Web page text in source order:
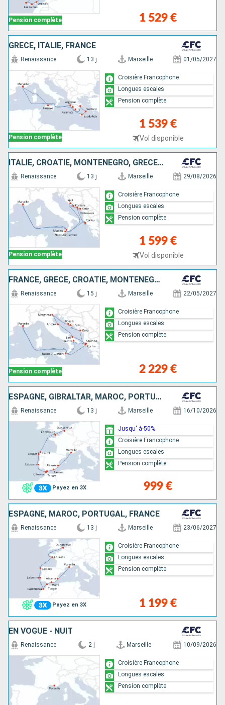
Pension complète 1 529 €
GRÈCE, ITALIE, FRANCE
Pension complète
Renaissance 13 j Marseille 01/05/2027
1 539 €
Vol disponible
Croisière Francophone
Longues escales
Pension complète
ITALIE, CROATIE, MONTÉNÉGRO, GRÈCE, FRANCE
Pension complète
Renaissance 13 j Marseille 29/08/2026
1 599 €
Vol disponible
Croisière Francophone
Longues escales
Pension complète
FRANCE, GRÈCE, CROATIE, MONTÉNÉGRO, ALBANIE, ITALIE
Pension complète
Renaissance 15 j Marseille 22/05/2027
2 229 €
Croisière Francophone
Longues escales
Pension complète
ESPAGNE, GIBRALTAR, MAROC, PORTUGAL, FRANCE
Payez en 3X
Renaissance 13 j Marseille 16/10/2026
999 €
Jusqu' à-50%
Croisière Francophone
Longues escales
Pension complète
ESPAGNE, MAROC, PORTUGAL, FRANCE
Payez en 3X
Renaissance 13 j Marseille 23/06/2027
1 199 €
Croisière Francophone
Longues escales
Pension complète
EN VOGUE - NUIT
Renaissance 2 j Marseille 10/09/2026
Croisière Francophone
Longues escales
Pension complète